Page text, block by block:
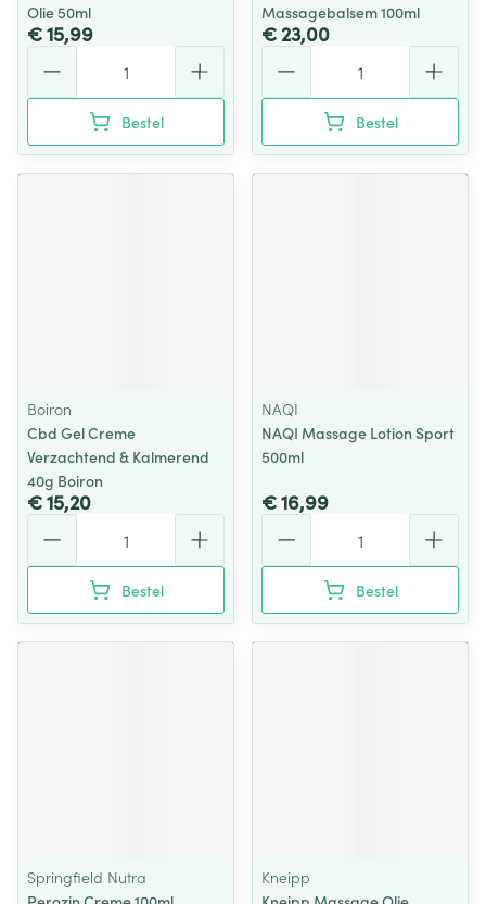
Olie 50ml
€ 15,99
Bestel
Massagebalsem 100ml
€ 23,00
Bestel
Boiron
Cbd Gel Creme
Verzachtend & Kalmerend
40g Boiron
€ 15,20
Bestel
NAQI
NAQI Massage Lotion Sport
500ml
€ 16,99
Bestel
Springfield Nutra
Kneipp